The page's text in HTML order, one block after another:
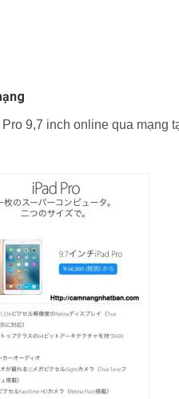
9,7 inch online qua mạng